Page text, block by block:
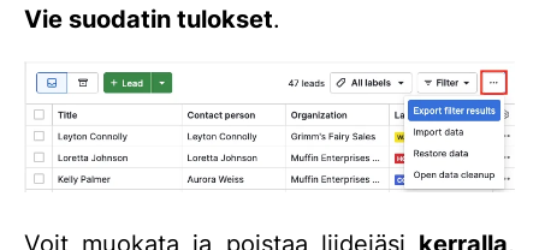
Vie suodatin tulokset.
Voit muokata ja poistaa liidejäsi kerralla,